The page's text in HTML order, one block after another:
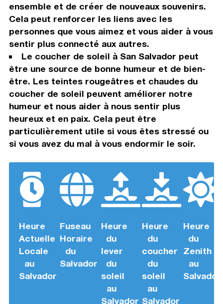
ensemble et de créer de nouveaux souvenirs.
Cela peut renforcer les liens avec les
personnes que vous aimez et vous aider à vous
sentir plus connecté aux autres.
Le coucher de soleil à San Salvador peut
être une source de bonne humeur et de bien-
être. Les teintes rougeâtres et chaudes du
coucher de soleil peuvent améliorer notre
humeur et nous aider à nous sentir plus
heureux et en paix. Cela peut être
particulièrement utile si vous êtes stressé ou
si vous avez du mal à vous endormir le soir.
Heure
Actuelle
Locale
au
Salvador
Fuseau
Horaire
du
Salvador
Heure
du
lever
du
soleil
au
Salvador
Heure
du
coucher
du
soleil
au
Salvador
Heure
du
Zenith
au
Salvador